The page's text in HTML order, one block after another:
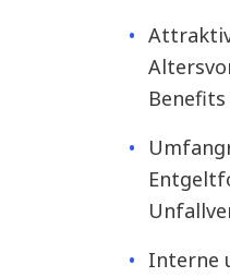
Interne